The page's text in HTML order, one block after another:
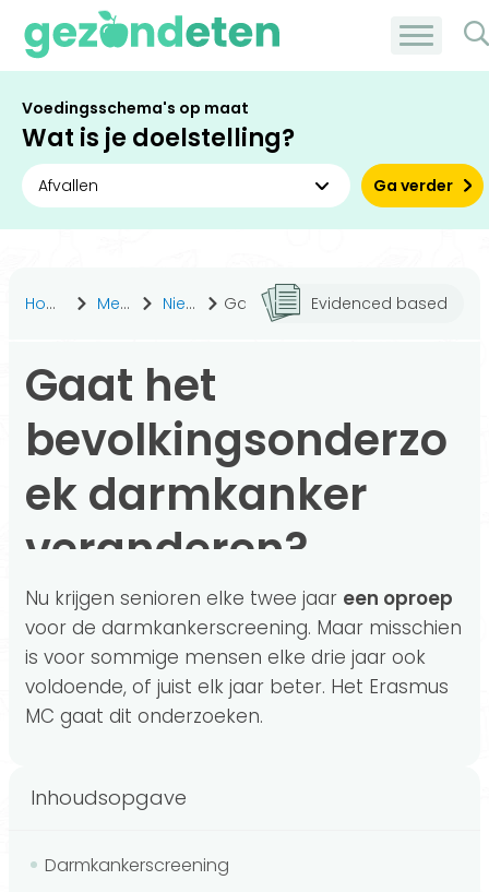
Voedingsschema's op maat
Wat is je doelstelling?
Ga verder
Home Medisch Nieuws Gaat het bevolkingsonderzoek darmkanker veranderen? Evidenced based
Gaat het
bevolkingsonderzo
ek darmkanker
veranderen?
Nu krijgen senioren elke twee jaar een oproep
voor de darmkankerscreening. Maar misschien
is voor sommige mensen elke drie jaar ook
voldoende, of juist elk jaar beter. Het Erasmus
MC gaat dit onderzoeken.
Inhoudsopgave
Darmkankerscreening